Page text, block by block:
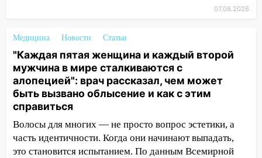
Гороскоп на 7 августа: пятница
отличные шансы исправить старые
ошибки
06.08.2026
23:20 Прогноз погоды на 7 августа в
Ульяновской области
20:04
посвящённый Дню воздушного флота
России
07.08.2026
Медицина Новости Статьи
"Каждая пятая женщина и каждый второй
мужчина в мире сталкиваются с
алопецией": врач рассказал, чем может
быть вызвано облысение и как с этим
справиться
Волосы для многих — не просто вопрос эстетики, а
часть идентичности. Когда они начинают выпадать,
это становится испытанием. По данным Всемирной